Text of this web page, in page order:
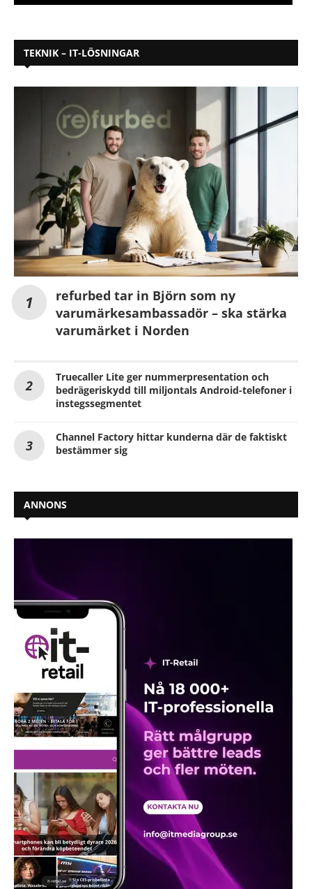
TEKNIK – IT-LÖSNINGAR
refurbed tar in Björn som ny
varumärkesambassadör – ska stärka
varumärket i Norden
Truecaller Lite ger nummerpresentation och
bedrägeriskydd till miljontals Android-telefoner i
instegssegmentet
Channel Factory hittar kunderna där de faktiskt
bestämmer sig
ANNONS